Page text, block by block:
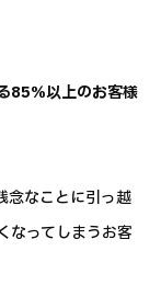
85％以上のお客様
念なことに引っ越
なってしまうお客